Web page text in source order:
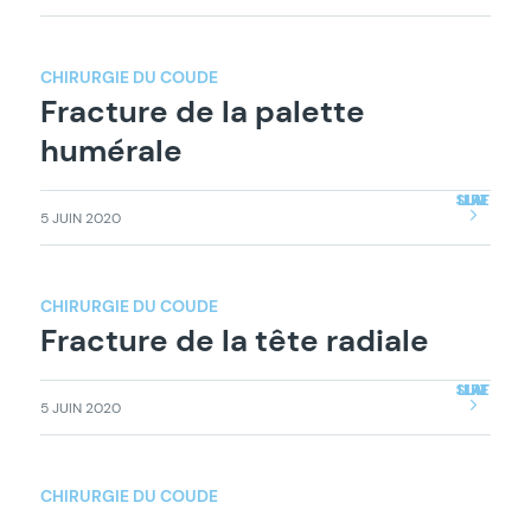
CHIRURGIE DU COUDE
Fracture de la palette
humérale
5 JUIN 2020
LIRE LA SUITE
CHIRURGIE DU COUDE
Fracture de la tête radiale
5 JUIN 2020
LIRE LA SUITE
CHIRURGIE DU COUDE